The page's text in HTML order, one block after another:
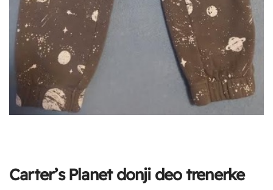
Carter’s Planet donji deo trenerke